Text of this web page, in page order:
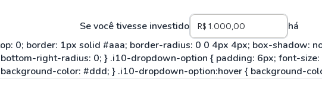
Se você tivesse investido há